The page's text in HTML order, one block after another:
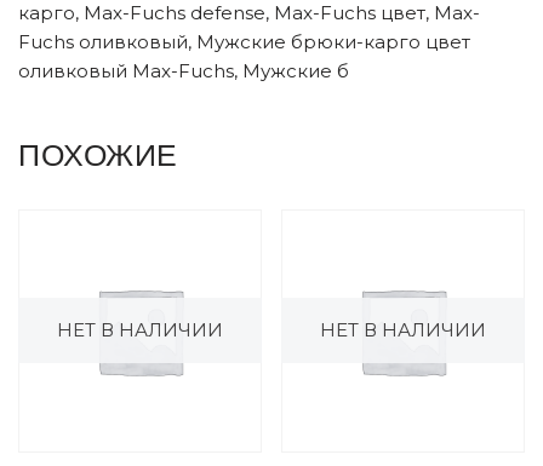
карго, Max-Fuchs defense, Max-Fuchs цвет, Max-
Fuchs оливковый, Мужские брюки-карго цвет
оливковый Max-Fuchs, Мужские б
ПОХОЖИЕ
НЕТ В НАЛИЧИИ НЕТ В НАЛИЧИИ